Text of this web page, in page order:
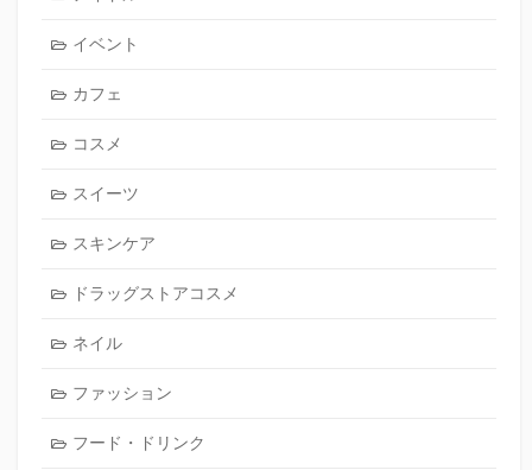
イベント
カフェ
コスメ
スイーツ
スキンケア
ドラッグストアコスメ
ネイル
ファッション
フード・ドリンク